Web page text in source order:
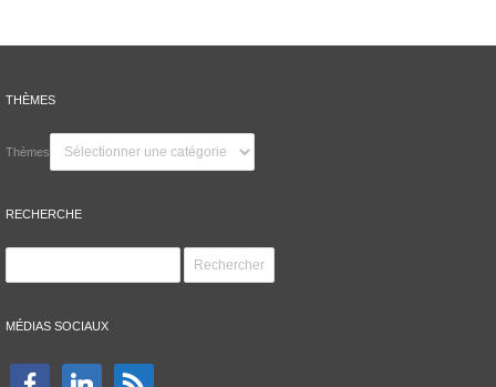
THÈMES
Thèmes
RECHERCHE
MÉDIAS SOCIAUX